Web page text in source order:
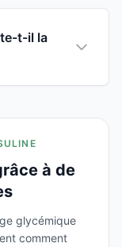
t-il la
à de
glycémique
comment